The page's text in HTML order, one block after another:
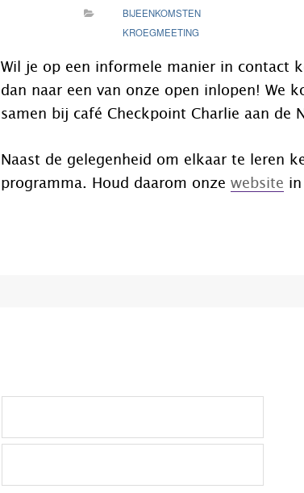
BIJEENKOMSTEN
KROEGMEETING
Wil je op een informele manier in contact
dan naar een van onze open inlopen! We
samen bij café Checkpoint Charlie aan de
Naast de gelegenheid om elkaar te leren
programma. Houd daarom onze website